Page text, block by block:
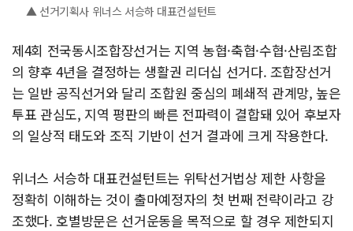
▲ 선거기획사 위너스 서승하 대표컨설턴트
제4회 전국동시조합장선거는 지역 농협·축협·수협·산림조합
의 향후 4년을 결정하는 생활권 리더십 선거다. 조합장선거
는 일반 공직선거와 달리 조합원 중심의 폐쇄적 관계망, 높은
투표 관심도, 지역 평판의 빠른 전파력이 결합돼 있어 후보자
의 일상적 태도와 조직 기반이 선거 결과에 크게 작용한다.
위너스 서승하 대표컨설턴트는 위탁선거법상 제한 사항을
정확히 이해하는 것이 출마예정자의 첫 번째 전략이라고 강
조했다. 호별방문은 선거운동을 목적으로 할 경우 제한되지